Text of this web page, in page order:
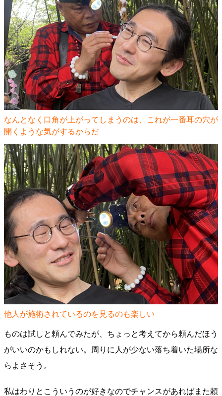
なんとなく口角が上がってしまうのは、これが一番耳の穴が
開くような気がするからだ
他人が施術されているのを見るのも楽しい
ものは試しと頼んでみたが、ちょっと考えてから頼んだほう
がいいのかもしれない。周りに人が少ない落ち着いた場所な
らよさそう。
私はわりとこういうのが好きなのでチャンスがあればまた頼